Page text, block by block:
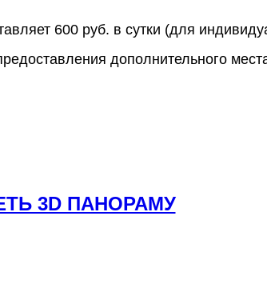
600 руб. в сутки (для
дополнительного
3D ПАНОРАМУ